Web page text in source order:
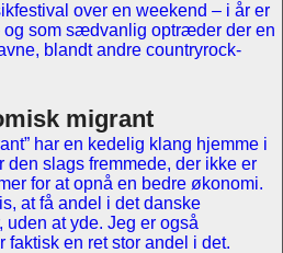
over en weekend – i år er
som sædvanlig optræder der en
blandt andre countryrock-
migrant
har en kedelig klang hjemme i
den slags fremmede, der ikke er
for at opnå en bedre økonomi.
at få andel i det danske
at yde. Jeg er også
faktisk en ret stor andel i det.